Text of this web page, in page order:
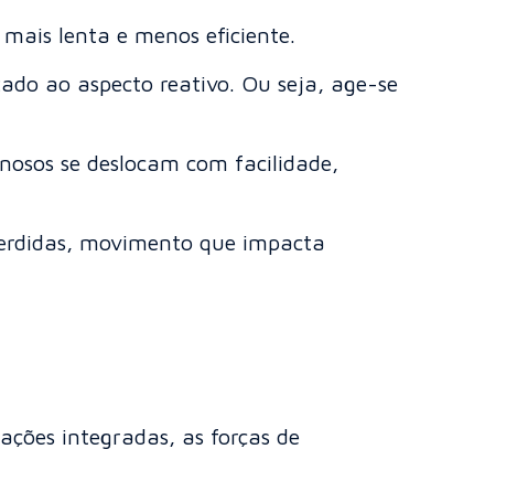
lenta e menos eficiente.
ao aspecto reativo. Ou seja, age-se
se deslocam com facilidade,
movimento que impacta
integradas, as forças de